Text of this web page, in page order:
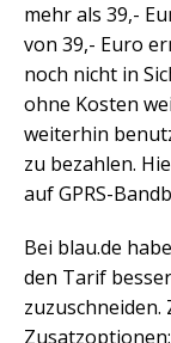
mehr als 39,-
von 39,- Euro
noch nicht in
ohne Kosten
weiterhin
zu bezahlen.
auf GPRS-
Bei blau.de
den Tarif
zuzuschneiden.
Zusatzoptionen: